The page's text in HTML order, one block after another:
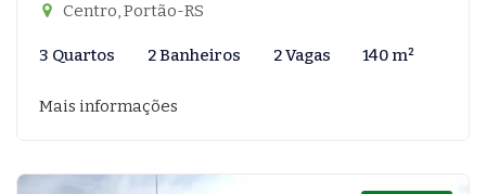
Centro, Portão-RS
3 Quartos 2 Banheiros 2 Vagas 140 m²
Mais informações